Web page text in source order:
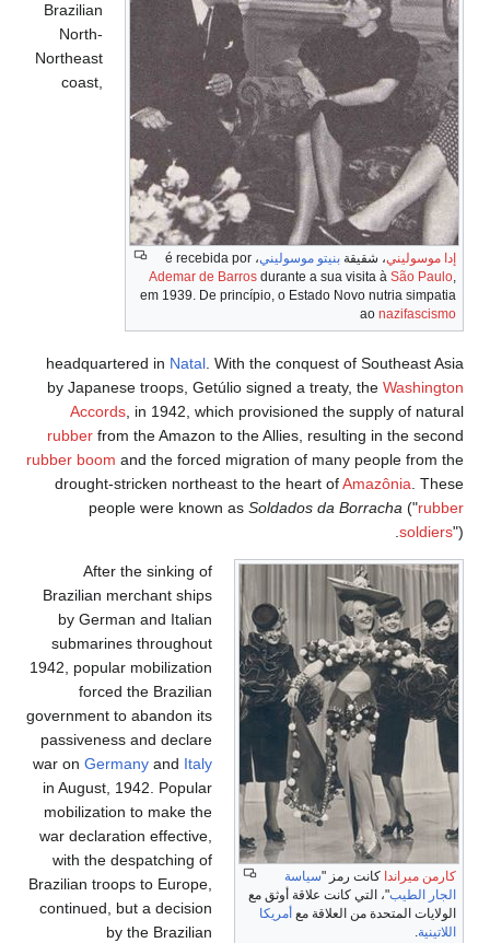
إدا موسوليني، شقيقة بنيتو موسوليني، é recebida por
Ademar de Barros durante a sua visita à São Paulo,
em 1939. De princípio, o Estado Novo nutria simpatia
ao nazifascismo
Brazilian
North-
Northeast
coast,
headquartered in Natal . With the conquest of Southeast Asia
by Japanese troops, Getúlio signed a treaty, the Washington
Accords , in 1942, which provisioned the supply of natural
rubber from the Amazon to the Allies, resulting in the second
rubber boom and the forced migration of many people from the
drought-stricken northeast to the heart ofAmazônia . These
people were known as Soldados da Borracha ("rubber
soldiers").
كارمن ميراندا كانت رمز "سياسة
الجار الطيب"، التي كانت علاقة أوثق مع
الولايات المتحدة من العلاقة مع أمريكا
اللاتينية.
After the sinking of
Brazilian merchant ships
by German and Italian
submarines throughout
1942, popular mobilization
forced the Brazilian
government to abandon its
passiveness and declare
war onGermany and Italy
in August, 1942. Popular
mobilization to make the
war declaration effective,
with the despatching of
Brazilian troops to Europe,
continued, but a decision
by the Brazilian